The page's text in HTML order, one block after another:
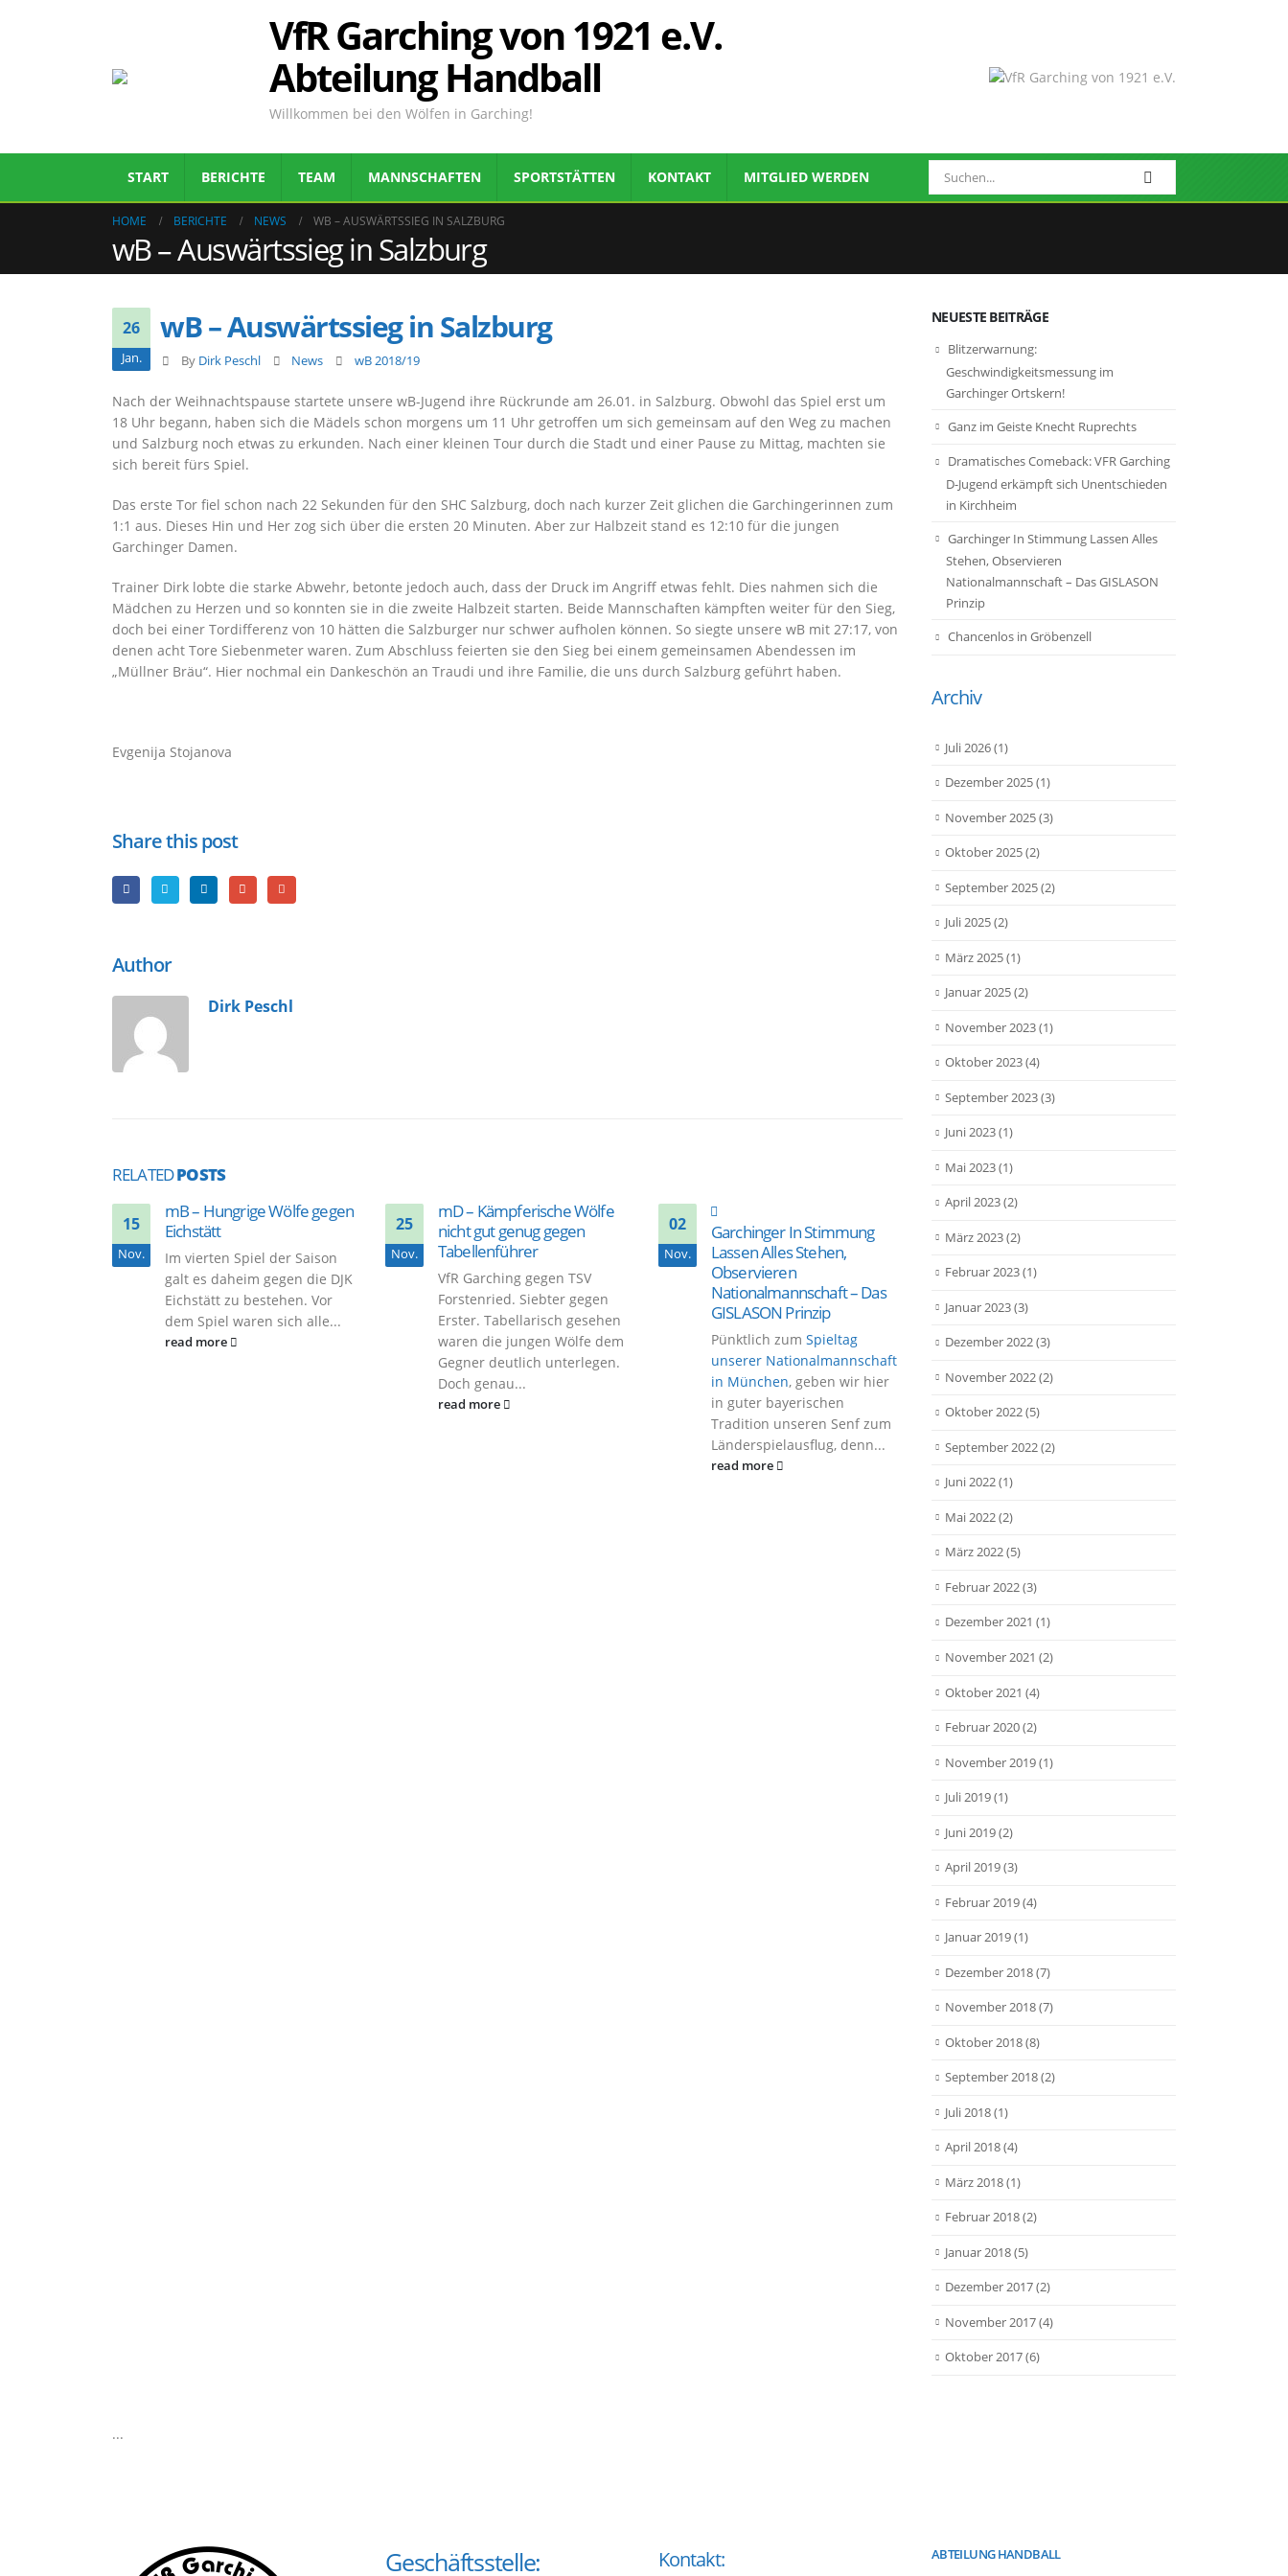
VfR Garching von 1921 e.V.
Abteilung Handball
Willkommen bei den Wölfen in Garching!
START BERICHTE TEAM MANNSCHAFTEN SPORTSTÄTTEN KONTAKT MITGLIED WERDEN
HOME BERICHTE NEWS WB – AUSWÄRTSSIEG IN SALZBURG
wB – Auswärtssieg in Salzburg
26
Jan.
wB – Auswärtssieg in Salzburg
By Dirk Peschl News wB 2018/19
Nach der Weihnachtspause startete unsere wB-Jugend ihre Rückrunde am 26.01. in Salzburg. Obwohl das Spiel erst um
18 Uhr begann, haben sich die Mädels schon morgens um 11 Uhr getroffen um sich gemeinsam auf den Weg zu machen
und Salzburg noch etwas zu erkunden. Nach einer kleinen Tour durch die Stadt und einer Pause zu Mittag, machten sie
sich bereit fürs Spiel.
Das erste Tor fiel schon nach 22 Sekunden für den SHC Salzburg, doch nach kurzer Zeit glichen die Garchingerinnen zum
1:1 aus. Dieses Hin und Her zog sich über die ersten 20 Minuten. Aber zur Halbzeit stand es 12:10 für die jungen
Garchinger Damen.
Trainer Dirk lobte die starke Abwehr, betonte jedoch auch, dass der Druck im Angriff etwas fehlt. Dies nahmen sich die
Mädchen zu Herzen und so konnten sie in die zweite Halbzeit starten. Beide Mannschaften kämpften weiter für den Sieg,
doch bei einer Tordifferenz von 10 hätten die Salzburger nur schwer aufholen können. So siegte unsere wB mit 27:17, von
denen acht Tore Siebenmeter waren. Zum Abschluss feierten sie den Sieg bei einem gemeinsamen Abendessen im
„Müllner Bräu“. Hier nochmal ein Dankeschön an Traudi und ihre Familie, die uns durch Salzburg geführt haben.
Evgenija Stojanova
Share this post
Author
Dirk Peschl
RELATEDPOSTS
15
Nov.
mB – Hungrige Wölfe gegen
Eichstätt
Im vierten Spiel der Saison
galt es daheim gegen die DJK
Eichstätt zu bestehen. Vor
dem Spiel waren sich alle...
read more
25
Nov.
mD – Kämpferische Wölfe
nicht gut genug gegen
Tabellenführer
VfR Garching gegen TSV
Forstenried. Siebter gegen
Erster. Tabellarisch gesehen
waren die jungen Wölfe dem
Gegner deutlich unterlegen.
Doch genau...
read more
02
Nov.
Garchinger In Stimmung
Lassen Alles Stehen,
Observieren
Nationalmannschaft – Das
GISLASON Prinzip
Pünktlich zum Spieltag
unserer Nationalmannschaft
in München, geben wir hier
in guter bayerischen
Tradition unseren Senf zum
Länderspielausflug, denn...
read more
gem.E – Spielfest in Allach
in Allach spielte die E-Klasse
des VfR Garching erneut ein
Handballturnier. Im...
NEUESTE BEITRÄGE
Blitzerwarnung:
Geschwindigkeitsmessung im
Garchinger Ortskern!
Ganz im Geiste Knecht Ruprechts
Dramatisches Comeback: VFR Garching
D-Jugend erkämpft sich Unentschieden
in Kirchheim
Garchinger In Stimmung Lassen Alles
Stehen, Observieren
Nationalmannschaft – Das GISLASON
Prinzip
Chancenlos in Gröbenzell
Archiv
Juli 2026(1)
Dezember 2025(1)
November 2025(3)
Oktober 2025(2)
September 2025(2)
Juli 2025(2)
März 2025(1)
Januar 2025(2)
November 2023(1)
Oktober 2023(4)
September 2023(3)
Juni 2023(1)
Mai 2023(1)
April 2023(2)
März 2023(2)
Februar 2023(1)
Januar 2023(3)
Dezember 2022(3)
November 2022(2)
Oktober 2022(5)
September 2022(2)
Juni 2022(1)
Mai 2022(2)
März 2022(5)
Februar 2022(3)
Dezember 2021 (1)
November 2021 (2)
Oktober 2021 (4)
Februar 2020(2)
November 2019(1)
Juli 2019(1)
Juni 2019(2)
April 2019(3)
Februar 2019(4)
Januar 2019(1)
Dezember 2018(7)
November 2018(7)
Oktober 2018(8)
September 2018(2)
Juli 2018(1)
April 2018(4)
März 2018(1)
Februar 2018(2)
Januar 2018(5)
Dezember 2017(2)
November 2017(4)
Oktober 2017(6)
...
Geschäftsstelle:
Kontakt:
ABTEILUNG HANDBALL